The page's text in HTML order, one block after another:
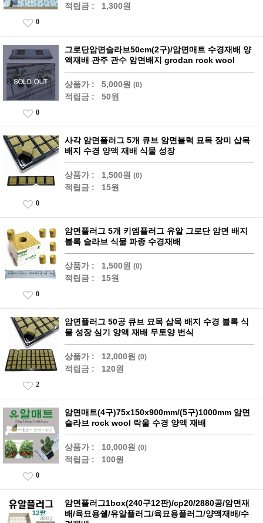
적립금 : 1,300원
0
그로단암면슬라브50cm(2구)/암면매트 수경재배 양
액재배 관주 관수 암면배지 grodan rock wool
상품가 : 5,000원 (0)
적립금 : 50원
0
사각 암면플러그 5개 큐브 암면블럭 묘목 장미 삽목
배지 수경 양액 재배 식물 성장
상품가 : 1,500원 (0)
적립금 : 15원
0
암면플러그 5개 키엠플러그 유알 그로단 암면 배지
블록 슬라브 식물 파종 수경재배
상품가 : 1,500원 (0)
적립금 : 15원
0
암면플러그 50공 큐브 묘목 삽목 배지 수경 블록 식
물 성장 심기 양액 재배 무토양 번식
상품가 : 12,000원 (0)
적립금 : 120원
2
암면매트(4구)75x150x900mm/(5구)1000mm 암면
슬라브 rock wool 락울 수경 양액 재배
상품가 : 10,000원 (0)
적립금 : 100원
0
암면플러그1box(240구12판)/cp20/2880공/암면재
배/육묘용쉘/유알플러그/육묘용플러그/양액재배/수